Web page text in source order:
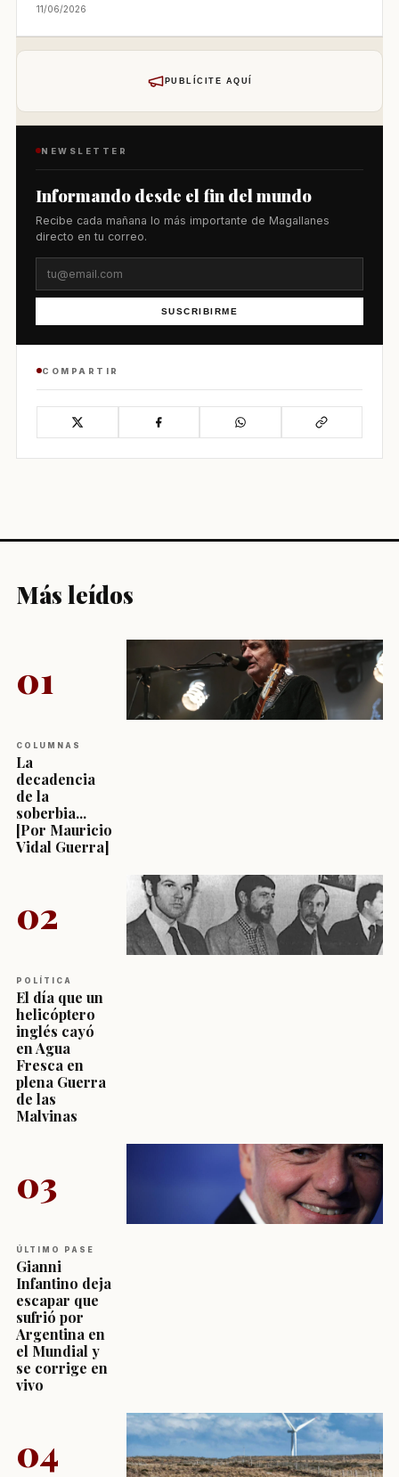
11/06/2026
PUBLÍCITE AQUÍ
NEWSLETTER
Informando desde el fin del mundo
Recibe cada mañana lo más importante de Magallanes
directo en tu correo.
SUSCRIBIRME
COMPARTIR
Más leídos
01
COLUMNAS
La
decadencia
de la
soberbia...
[Por Mauricio
Vidal Guerra]
02
POLÍTICA
El día que un
helicóptero
inglés cayó
en Agua
Fresca en
plena Guerra
de las
Malvinas
03
ÚLTIMO PASE
Gianni
Infantino deja
escapar que
sufrió por
Argentina en
el Mundial y
se corrige en
vivo
04